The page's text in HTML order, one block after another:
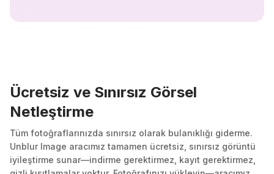
Ücretsiz ve Sınırsız Görsel
Netleştirme
Tüm fotoğraflarınızda sınırsız olarak bulanıklığı giderme.
Unblur Image aracımız tamamen ücretsiz, sınırsız görüntü
iyileştirme sunar—indirme gerektirmez, kayıt gerektirmez,